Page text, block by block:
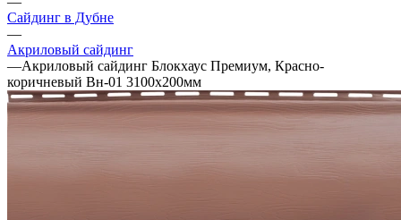
Сайдинг в Дубне
—
Акриловый сайдинг
—Акриловый сайдинг Блокхаус Премиум, Красно-
коричневый Вн-01 3100х200мм